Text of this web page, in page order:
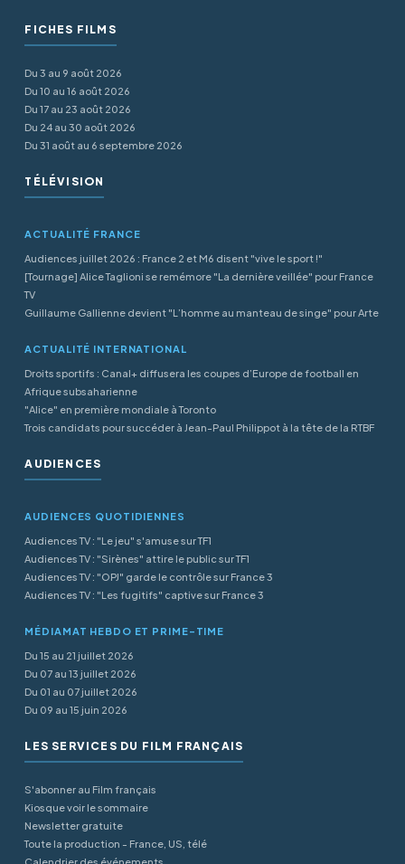
FICHES FILMS
Du 3 au 9 août 2026
Du 10 au 16 août 2026
Du 17 au 23 août 2026
Du 24 au 30 août 2026
Du 31 août au 6 septembre 2026
TÉLÉVISION
ACTUALITÉ FRANCE
Audiences juillet 2026 : France 2 et M6 disent "vive le sport !"
[Tournage] Alice Taglioni se remémore "La dernière veillée" pour France
TV
Guillaume Gallienne devient "L’homme au manteau de singe" pour Arte
ACTUALITÉ INTERNATIONAL
Droits sportifs : Canal+ diffusera les coupes d’Europe de football en
Afrique subsaharienne
"Alice" en première mondiale à Toronto
Trois candidats pour succéder à Jean-Paul Philippot à la tête de la RTBF
AUDIENCES
AUDIENCES QUOTIDIENNES
Audiences TV : "Le jeu" s'amuse sur TF1
Audiences TV : "Sirènes" attire le public sur TF1
Audiences TV : "OPJ" garde le contrôle sur France 3
Audiences TV : "Les fugitifs" captive sur France 3
MÉDIAMAT HEBDO ET PRIME-TIME
Du 15 au 21 juillet 2026
Du 07 au 13 juillet 2026
Du 01 au 07 juillet 2026
Du 09 au 15 juin 2026
LES SERVICES DU FILM FRANÇAIS
S'abonner au Film français
Kiosque voir le sommaire
Newsletter gratuite
Toute la production - France, US, télé
Calendrier des événements